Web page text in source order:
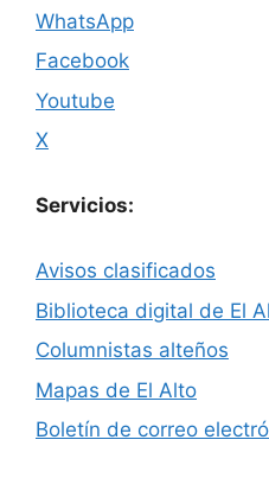
WhatsApp
Facebook
Youtube
X
Servicios:
Avisos clasificados
Biblioteca digital de El
Columnistas alteños
Mapas de El Alto
Boletín de correo